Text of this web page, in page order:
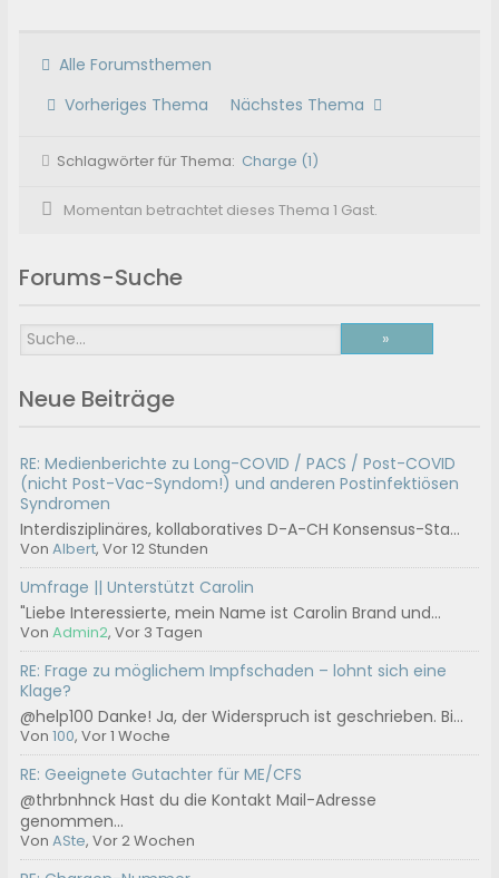
Alle Forumsthemen
Vorheriges Thema
Nächstes Thema
Schlagwörter für Thema: Charge (1)
Momentan betrachtet dieses Thema 1 Gast.
Forums-Suche
Neue Beiträge
RE: Medienberichte zu Long-COVID / PACS / Post-COVID
(nicht Post-Vac-Syndom!) und anderen Postinfektiösen
Syndromen
Interdisziplinäres, kollaboratives D-A-CH Konsensus-Sta...
VonAlbert, Vor 12 Stunden
Umfrage || Unterstützt Carolin
"Liebe Interessierte, mein Name ist Carolin Brand und...
VonAdmin2, Vor 3 Tagen
RE: Frage zu möglichem Impfschaden – lohnt sich eine
Klage?
@help100 Danke! Ja, der Widerspruch ist geschrieben. Bi...
Von100, Vor 1 Woche
RE: Geeignete Gutachter für ME/CFS
@thrbnhnck Hast du die Kontakt Mail-Adresse
genommen...
VonASte, Vor 2 Wochen